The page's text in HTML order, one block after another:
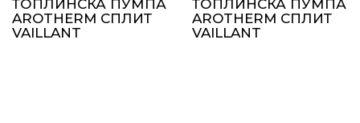
ТОПЛИНСКА ПУМПА
AROTHERM СПЛИТ
VAILLANT
ТОПЛИНСКА ПУМПА
AROTHERM СПЛИТ
VAILLANT